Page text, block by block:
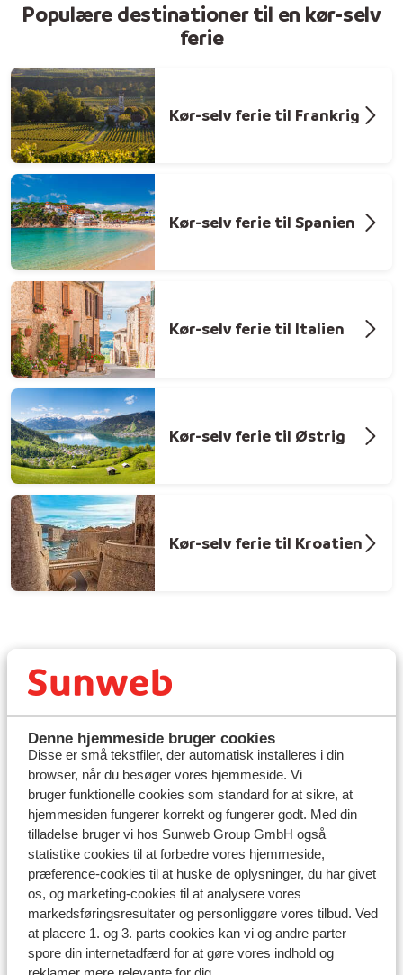
Denne hjemmeside bruger cookies
Disse er små tekstfiler, der automatisk installeres i din
browser, når du besøger vores hjemmeside. Vi
bruger funktionelle cookies som standard for at sikre, at
hjemmesiden fungerer korrekt og fungerer godt. Med din
tilladelse bruger vi hos Sunweb Group GmbH også
statistike cookies til at forbedre vores hjemmeside,
præference-cookies til at huske de oplysninger, du har givet
os, og marketing-cookies til at analysere vores
markedsføringsresultater og personliggøre vores tilbud. Ved
at placere 1. og 3. parts cookies kan vi og andre parter
spore din internetadfærd for at gøre vores indhold og
Populære destinationer til en kør-selv
ferie
Kør-selv ferie til Frankrig
Kør-selv ferie til Spanien
Kør-selv ferie til Italien
Kør-selv ferie til Østrig
Kør-selv ferie til Kroatien
Hvor skal din bilferie gå hen?
Drømmer du om friheden ved at tage på bilferie? Hos
Sunweb kan du realisere dine eventyr bag rattet og
udforske fantastiske destinationer. Tag sydpå til
Frankrigog lad dig fortrylle af duften af friskbagte
croissanter eller oplev det ikoniske Eiffeltårn. Hvis dine
smagsløg længes efter pizza og pasta, så er en kør-selv
ferie tilItaliendet perfekte valg! Udforsk Venedigs
romantiske kanaler eller fordyb dig i de historiske
seværdigheder i Rom.Østrig, med sit betagende
grønne landskab og majestætiske bjerge, er også en